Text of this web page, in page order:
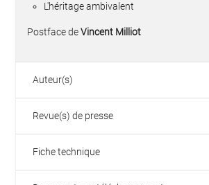
L'héritage ambivalent
Postface deVincent Milliot
Auteur(s)
Revue(s) de presse
Fiche technique